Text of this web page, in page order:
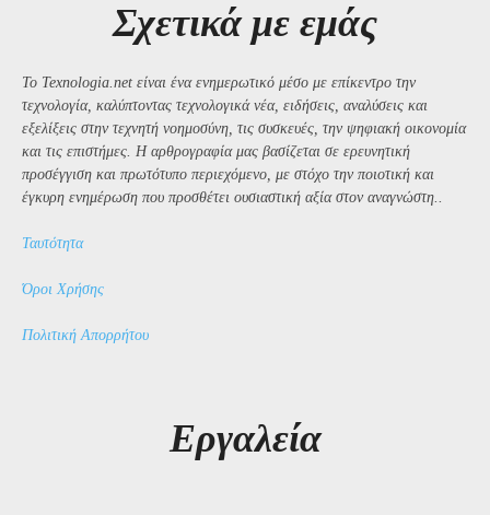
Σχετικά με εμάς
Το Texnologia.net είναι ένα ενημερωτικό μέσο με επίκεντρο την
τεχνολογία, καλύπτοντας τεχνολογικά νέα, ειδήσεις, αναλύσεις και
εξελίξεις στην τεχνητή νοημοσύνη, τις συσκευές, την ψηφιακή οικονομία
και τις επιστήμες. Η αρθρογραφία μας βασίζεται σε ερευνητική
προσέγγιση και πρωτότυπο περιεχόμενο, με στόχο την ποιοτική και
έγκυρη ενημέρωση που προσθέτει ουσιαστική αξία στον αναγνώστη..
Ταυτότητα
Όροι Χρήσης
Πολιτική Απορρήτου
Εργαλεία